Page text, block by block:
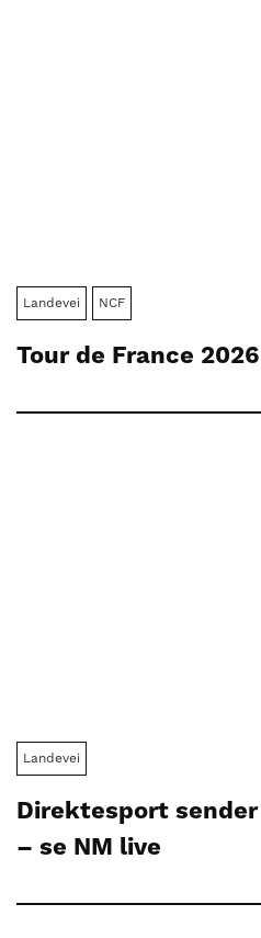
Landevei NCF
Tour de France 2026
Landevei
Direktesport
– se NM live